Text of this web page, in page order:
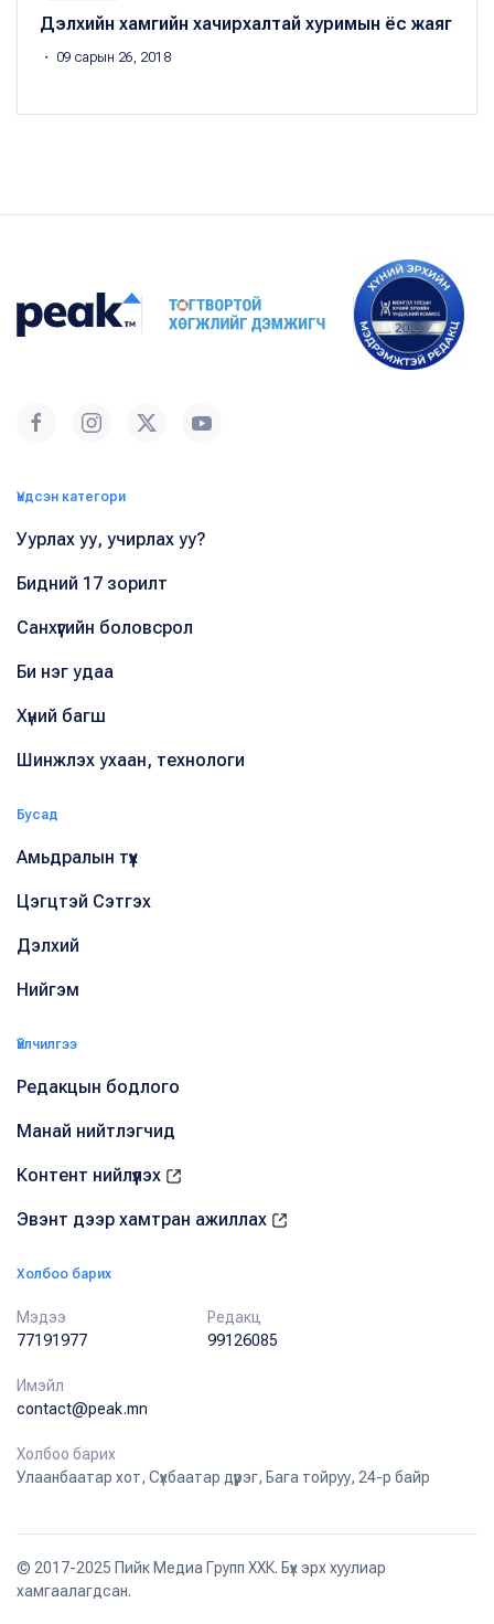
Дэлхийн хамгийн хачирхалтай хуримын ёс жаяг
・ 09 сарын 26, 2018
Үндсэн категори
Уурлах уу, учирлах уу?
Бидний 17 зорилт
Санхүүгийн боловсрол
Би нэг удаа
Хүний багш
Шинжлэх ухаан, технологи
Бусад
Амьдралын түүх
Цэгцтэй Сэтгэх
Дэлхий
Нийгэм
Үйлчилгээ
Редакцын бодлого
Манай нийтлэгчид
Контент нийлүүлэх
Эвэнт дээр хамтран ажиллах
Холбоо барих
Мэдээ
77191977
Редакц
99126085
Имэйл
contact@peak.mn
Холбоо барих
Улаанбаатар хот, Сүхбаатар дүүрэг, Бага тойруу, 24-р байр
© 2017-2025 Пийк Медиа Групп ХХК. Бүх эрх хуулиар
хамгаалагдсан.